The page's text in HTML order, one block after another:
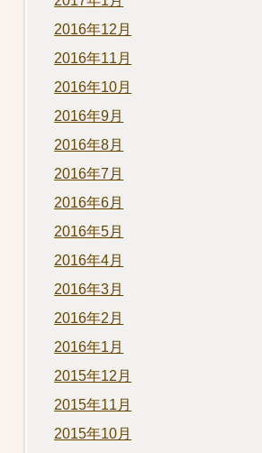
2016年12月
2016年11月
2016年10月
2016年9月
2016年8月
2016年7月
2016年6月
2016年5月
2016年4月
2016年3月
2016年2月
2016年1月
2015年12月
2015年11月
2015年10月